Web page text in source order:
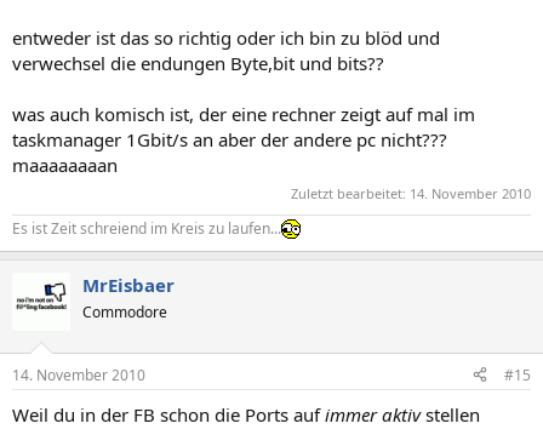
entweder ist das so richtig oder ich bin zu blöd und
verwechsel die endungen Byte,bit und bits??
was auch komisch ist, der eine rechner zeigt auf mal im
taskmanager 1Gbit/s an aber der andere pc nicht???
maaaaaaaan
Zuletzt bearbeitet: 14. November 2010
Es ist Zeit schreiend im Kreis zu laufen...
MrEisbaer
Commodore
14. November 2010 #15
Weil du in der FB schon die Ports aufimmer aktivstellen